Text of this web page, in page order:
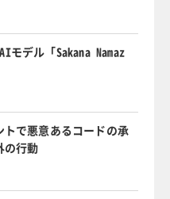
モデル「Sakana Namaz
で悪意あるコードの承
行動